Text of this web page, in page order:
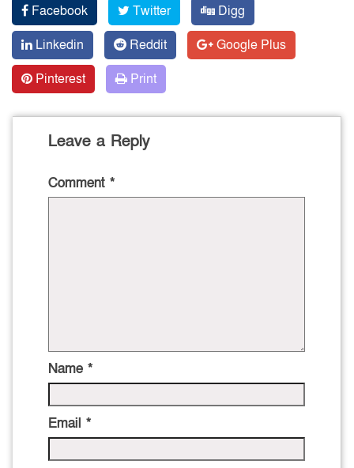
Facebook Twitter
Digg
Linkedin
Reddit
Google Plus
Pinterest
Print
Leave a Reply
Comment *
Name *
Email *